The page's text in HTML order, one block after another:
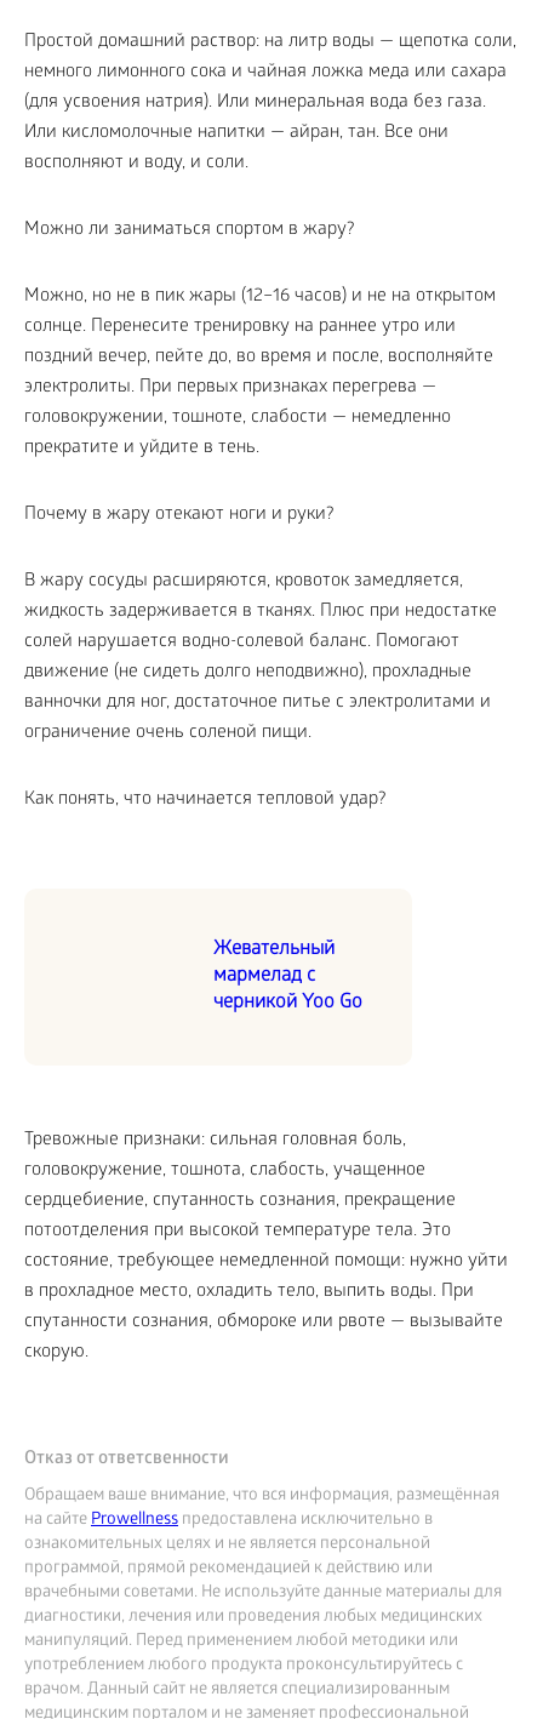
Простой домашний раствор: на литр воды — щепотка соли,
немного лимонного сока и чайная ложка меда или сахара
(для усвоения натрия). Или минеральная вода без газа.
Или кисломолочные напитки — айран, тан. Все они
восполняют и воду, и соли.
Можно ли заниматься спортом в жару?
Можно, но не в пик жары (12–16 часов) и не на открытом
солнце. Перенесите тренировку на раннее утро или
поздний вечер, пейте до, во время и после, восполняйте
электролиты. При первых признаках перегрева —
головокружении, тошноте, слабости — немедленно
прекратите и уйдите в тень.
Почему в жару отекают ноги и руки?
В жару сосуды расширяются, кровоток замедляется,
жидкость задерживается в тканях. Плюс при недостатке
солей нарушается водно-солевой баланс. Помогают
движение (не сидеть долго неподвижно), прохладные
ванночки для ног, достаточное питье с электролитами и
ограничение очень соленой пищи.
Как понять, что начинается тепловой удар?
Жевательный
мармелад с
черникой Yoo Go
Тревожные признаки: сильная головная боль,
головокружение, тошнота, слабость, учащенное
сердцебиение, спутанность сознания, прекращение
потоотделения при высокой температуре тела. Это
состояние, требующее немедленной помощи: нужно уйти
в прохладное место, охладить тело, выпить воды. При
спутанности сознания, обмороке или рвоте — вызывайте
скорую.
Отказ от ответсвенности
Обращаем ваше внимание, что вся информация, размещённая
на сайтеProwellness предоставлена исключительно в
ознакомительных целях и не является персональной
программой, прямой рекомендацией к действию или
врачебными советами. Не используйте данные материалы для
диагностики, лечения или проведения любых медицинских
манипуляций. Перед применением любой методики или
употреблением любого продукта проконсультируйтесь с
врачом. Данный сайт не является специализированным
медицинским порталом и не заменяет профессиональной